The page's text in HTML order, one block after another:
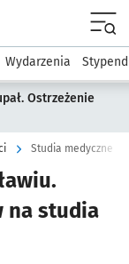
Akademicki
Wydarzenia
Ostrzeżenie
Studia medyczne
na studia